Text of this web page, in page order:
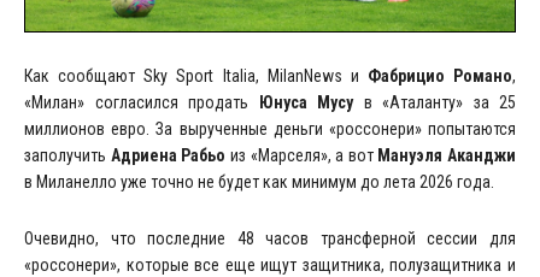
Как сообщают Sky Sport Italia, MilanNews и Фабрицио Романо,
«Милан» согласился продать
Юнуса Мусув «Аталанту» за 25
миллионов евро. За вырученные деньги «россонери» попытаются
заполучить Адриена Рабьо из «Марселя», а вот Мануэля Аканджи
в Миланелло уже точно не будет как минимум до лета 2026 года.
Очевидно, что последние 48 часов трансферной сессии для
«россонери», которые все еще ищут защитника, полузащитника и